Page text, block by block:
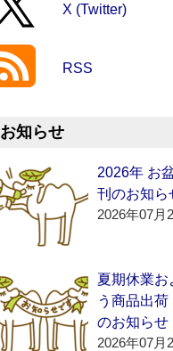
X (Twitter)
RSS
お知らせ
2026年 お
刊のお知ら
2026年07月
夏期休業お
う商品出
のお知らせ
2026年07月